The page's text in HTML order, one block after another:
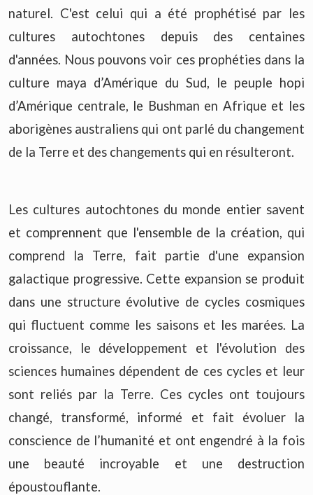
naturel. C'est celui qui a été prophétisé par les
cultures autochtones depuis des centaines
d'années. Nous pouvons voir ces prophéties dans la
culture maya d’Amérique du Sud, le peuple hopi
d’Amérique centrale, le Bushman en Afrique et les
aborigènes australiens qui ont parlé du changement
de la Terre et des changements qui en résulteront.
Les cultures autochtones du monde entier savent
et comprennent que l'ensemble de la création, qui
comprend la Terre, fait partie d'une expansion
galactique progressive. Cette expansion se produit
dans une structure évolutive de cycles cosmiques
qui fluctuent comme les saisons et les marées. La
croissance, le développement et l'évolution des
sciences humaines dépendent de ces cycles et leur
sont reliés par la Terre. Ces cycles ont toujours
changé, transformé, informé et fait évoluer la
conscience de l’humanité et ont engendré à la fois
une beauté incroyable et une destruction
époustouflante.